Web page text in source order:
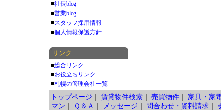
■社長blog
■営業blog
■スタッフ採用情報
■個人情報保護方針
リンク
■総合リンク
■お役立ちリンク
■札幌の管理会社一覧
トップページ 賃貸物件検索｜ 売買物件｜ 家具・家
マン
Ｑ＆Ａ メッセージ 問合わせ・資料請求｜